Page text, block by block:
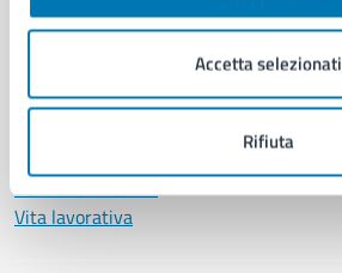
Accetta selezionati
Rifiuta
Cultura e tempo libero
Educazione e formazione
Giustizia e sicurezza pubblica
Servizi Cimiteriali
Vita lavorativa